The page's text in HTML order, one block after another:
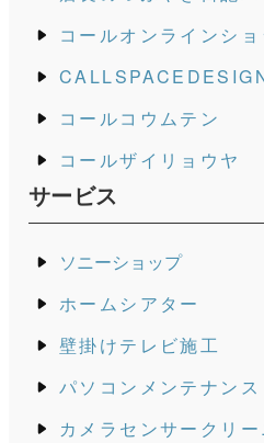
コールオンラインシ
コールコウムテン
コールザイリョウヤ
サービス
ソニーショップ
ホームシアター
壁掛けテレビ施工
パソコンメンテナンス
カメラセンサークリ